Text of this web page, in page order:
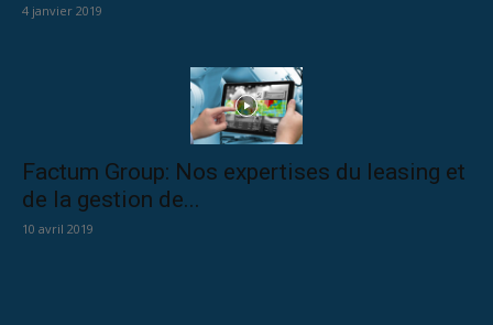
4 janvier 2019
Factum Group: Nos expertises du leasing et
de la gestion de...
10 avril 2019